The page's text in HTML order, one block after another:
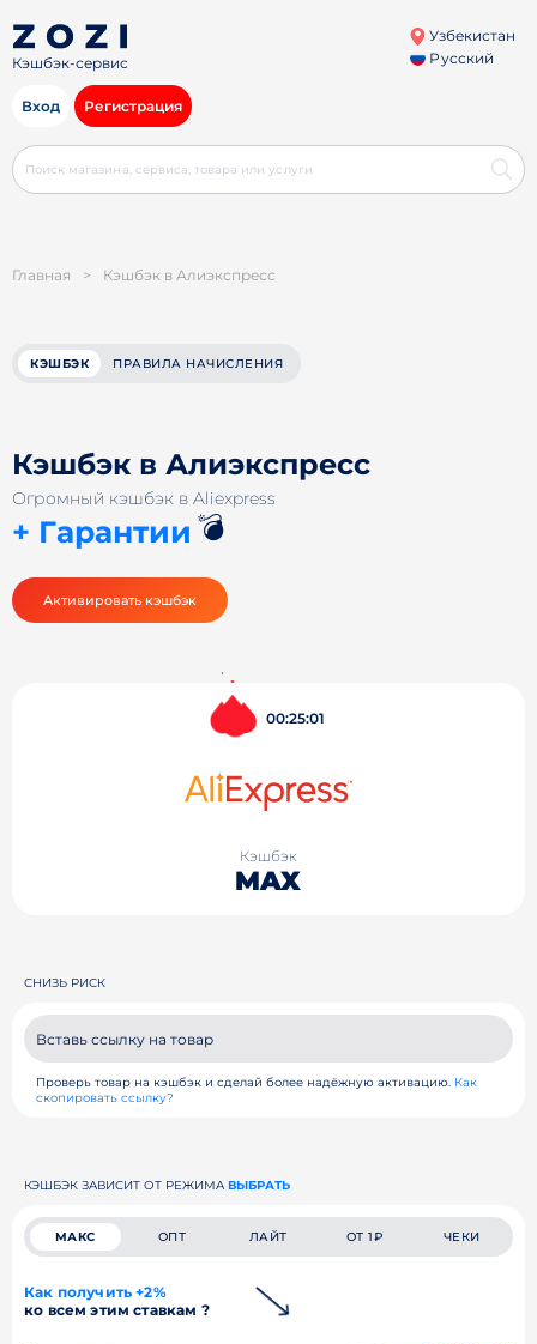
Кэшбэк-сервис
Узбекистан
Русский
Вход Регистрация
Главная > Кэшбэк в Алиэкспресс
КЭШБЭК ПРАВИЛА НАЧИСЛЕНИЯ
Кэшбэк в Алиэкспресс
Огромный кэшбэк в Aliexpress
+ Гарантии 💣
Активировать кэшбэк
00:25:01
Кэшбэк
MAX
СНИЗЬ РИСК
Проверь товар на кэшбэк и сделай более надёжную активацию. Как
скопировать ссылку?
КЭШБЭК ЗАВИСИТ ОТ РЕЖИМА ВЫБРАТЬ
МАКС ОПТ ЛАЙТ ОТ 1₽ ЧЕКИ
Как получить +2%
ко всем этим ставкам ?